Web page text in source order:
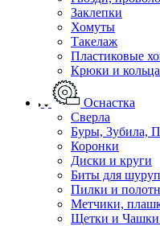
Заклепки
Хомуты
Такелаж
Пластиковые
Крюки и
Оснастка
Сверла
Буры, Зубила,
Коронки
Диски и круги
Биты для
Пилки и
Метчики,
Щетки и